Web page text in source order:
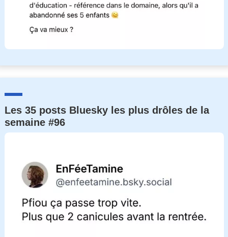
Les 35 posts Bluesky les plus drôles de la
semaine #96